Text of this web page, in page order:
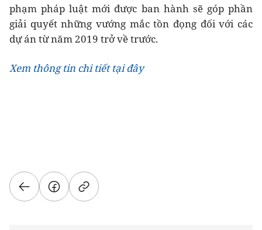
phạm pháp luật mới được ban hành sẽ góp phần
giải quyết những vướng mắc tồn đọng đối với các
dự án từ năm 2019 trở về trước.
Xem thông tin chi tiết tại đây